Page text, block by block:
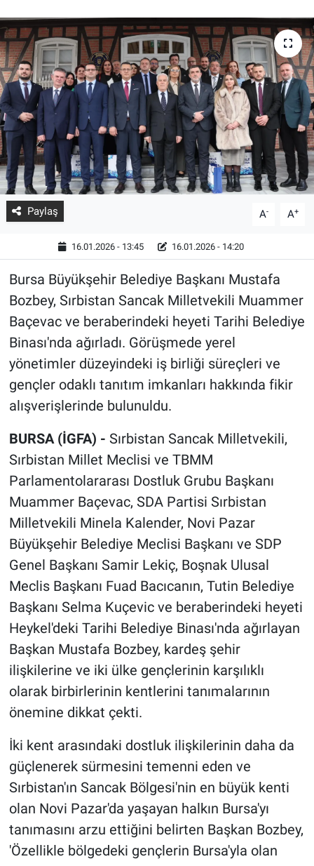
Paylaş A- A+
16.01.2026 - 13:45 16.01.2026 - 14:20
Bursa Büyükşehir Belediye Başkanı Mustafa
Bozbey, Sırbistan Sancak Milletvekili Muammer
Baçevac ve beraberindeki heyeti Tarihi Belediye
Binası'nda ağırladı. Görüşmede yerel
yönetimler düzeyindeki iş birliği süreçleri ve
gençler odaklı tanıtım imkanları hakkında fikir
alışverişlerinde bulunuldu.
BURSA (İGFA) - Sırbistan Sancak Milletvekili,
Sırbistan Millet Meclisi ve TBMM
Parlamentolararası Dostluk Grubu Başkanı
Muammer Baçevac, SDA Partisi Sırbistan
Milletvekili Minela Kalender, Novi Pazar
Büyükşehir Belediye Meclisi Başkanı ve SDP
Genel Başkanı Samir Lekiç, Boşnak Ulusal
Meclis Başkanı Fuad Bacıcanın, Tutin Belediye
Başkanı Selma Kuçevic ve beraberindeki heyeti
Heykel'deki Tarihi Belediye Binası'nda ağırlayan
Başkan Mustafa Bozbey, kardeş şehir
ilişkilerine ve iki ülke gençlerinin karşılıklı
olarak birbirlerinin kentlerini tanımalarının
önemine dikkat çekti.
İki kent arasındaki dostluk ilişkilerinin daha da
güçlenerek sürmesini temenni eden ve
Sırbistan'ın Sancak Bölgesi'nin en büyük kenti
olan Novi Pazar'da yaşayan halkın Bursa'yı
tanımasını arzu ettiğini belirten Başkan Bozbey,
'Özellikle bölgedeki gençlerin Bursa'yla olan